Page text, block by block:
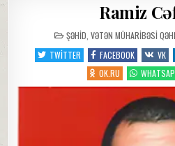
Ramiz
POSTED
IN
ŞƏHID VƏTƏN MÜHARIBƏSI
TWITTER
FACEBOOK VK
OK.RU